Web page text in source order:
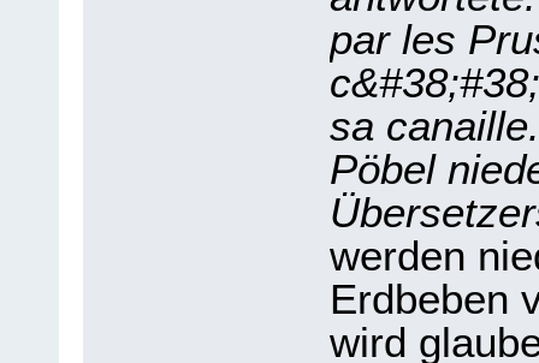
par les
sa
Pöbel
werden
Erdbeben
wird